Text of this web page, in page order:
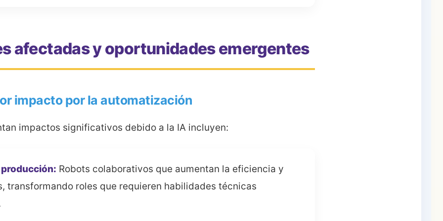
afectadas y oportunidades emergentes
impacto por la automatización
impactos significativos debido a la IA incluyen:
Robots colaborativos que aumentan la eficiencia y
transformando roles que requieren habilidades técnicas